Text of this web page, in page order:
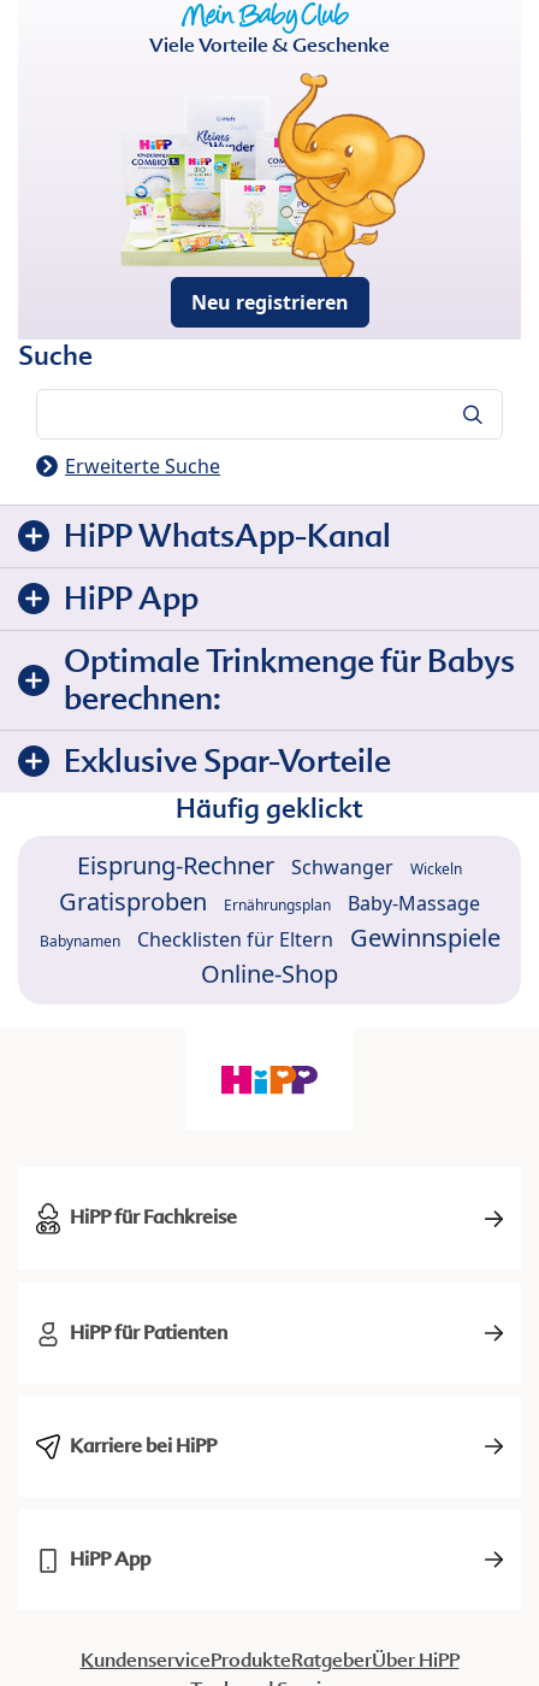
Viele Vorteile & Geschenke
Neu registrieren
Suche
Erweiterte Suche
HiPP WhatsApp-Kanal
HiPP App
Optimale Trinkmenge für Babys
berechnen:
Exklusive Spar-Vorteile
Häufig geklickt
Eisprung-Rechner Schwanger Wickeln
Gratisproben Ernährungsplan Baby-Massage
Babynamen Checklisten für Eltern
Gewinnspiele
Online-Shop
HiPP für Fachkreise
HiPP für Patienten
Karriere bei HiPP
HiPP App
KundenserviceProdukteRatgeberÜber HiPP